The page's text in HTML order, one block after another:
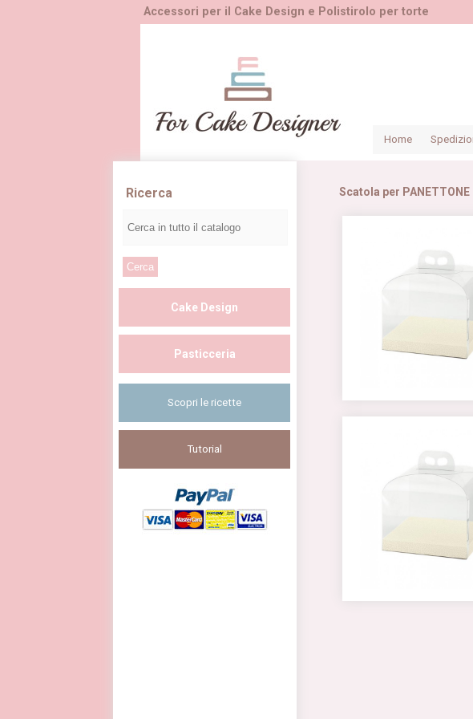
Accessori per il Cake Design e Polistirolo per torte
Home
Ricerca
Cake Design
Pasticceria
Scopri le ricette
Tutorial
Scatola per PANETTONE